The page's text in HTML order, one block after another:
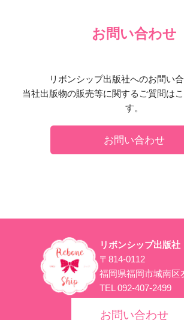
お問い合わせ
リボンシップ出版社へのお問い合
当社出版物の販売等に関するご質問は
す。
お問い合わせ
リボンシップ出版社
〒814-0112
福岡県福岡市城南区
TEL 092-407-2499
お問い合わせ